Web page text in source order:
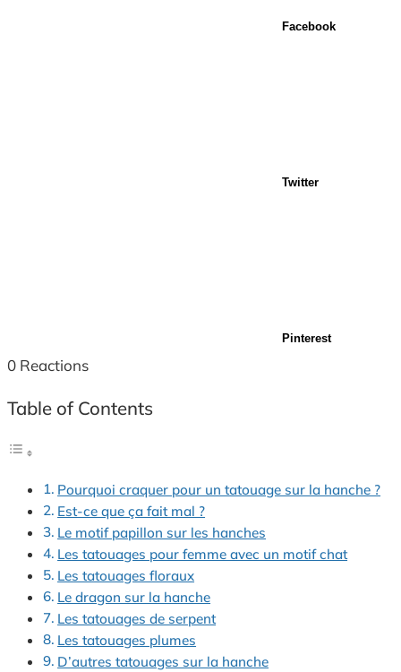
Facebook
Twitter
Pinterest
0 Reactions
Table of Contents
Pourquoi craquer pour un tatouage sur la hanche ?
Est-ce que ça fait mal ?
Le motif papillon sur les hanches
Les tatouages pour femme avec un motif chat
Les tatouages floraux
Le dragon sur la hanche
Les tatouages de serpent
Les tatouages plumes
D’autres tatouages sur la hanche